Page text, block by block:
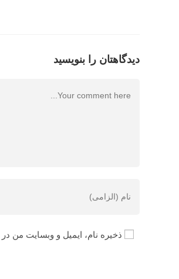
دیدگاهتان را بنویسید
ذخیره نام، ایمیل و وبسایت من